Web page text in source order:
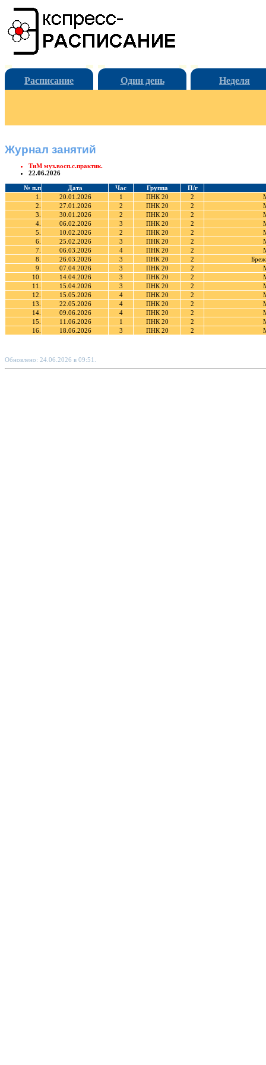
Расписание Один день Неделя
Журнал занятий
ТиМ муз.восп.с.практик.
22.06.2026
№ п.п Дата Час Группа
П/г
1.
20.01.2026 1 ПНК 20 2
2.
27.01.2026 2 ПНК 20 2
3.
30.01.2026 2 ПНК 20 2
4.
06.02.2026 3 ПНК 20 2
5.
10.02.2026 2 ПНК 20 2
6.
25.02.2026 3 ПНК 20 2
7.
06.03.2026 4 ПНК 20 2
8.
26.03.2026 3 ПНК 20 2
9.
07.04.2026 3 ПНК 20 2
10.
14.04.2026 3 ПНК 20 2
11.
15.04.2026 3 ПНК 20 2
12.
15.05.2026 4 ПНК 20 2
13.
22.05.2026 4 ПНК 20 2
14.
09.06.2026 4 ПНК 20 2
15.
11.06.2026 1 ПНК 20 2
16.
18.06.2026 3 ПНК 20 2
Обновлено: 24.06.2026 в 09:51.